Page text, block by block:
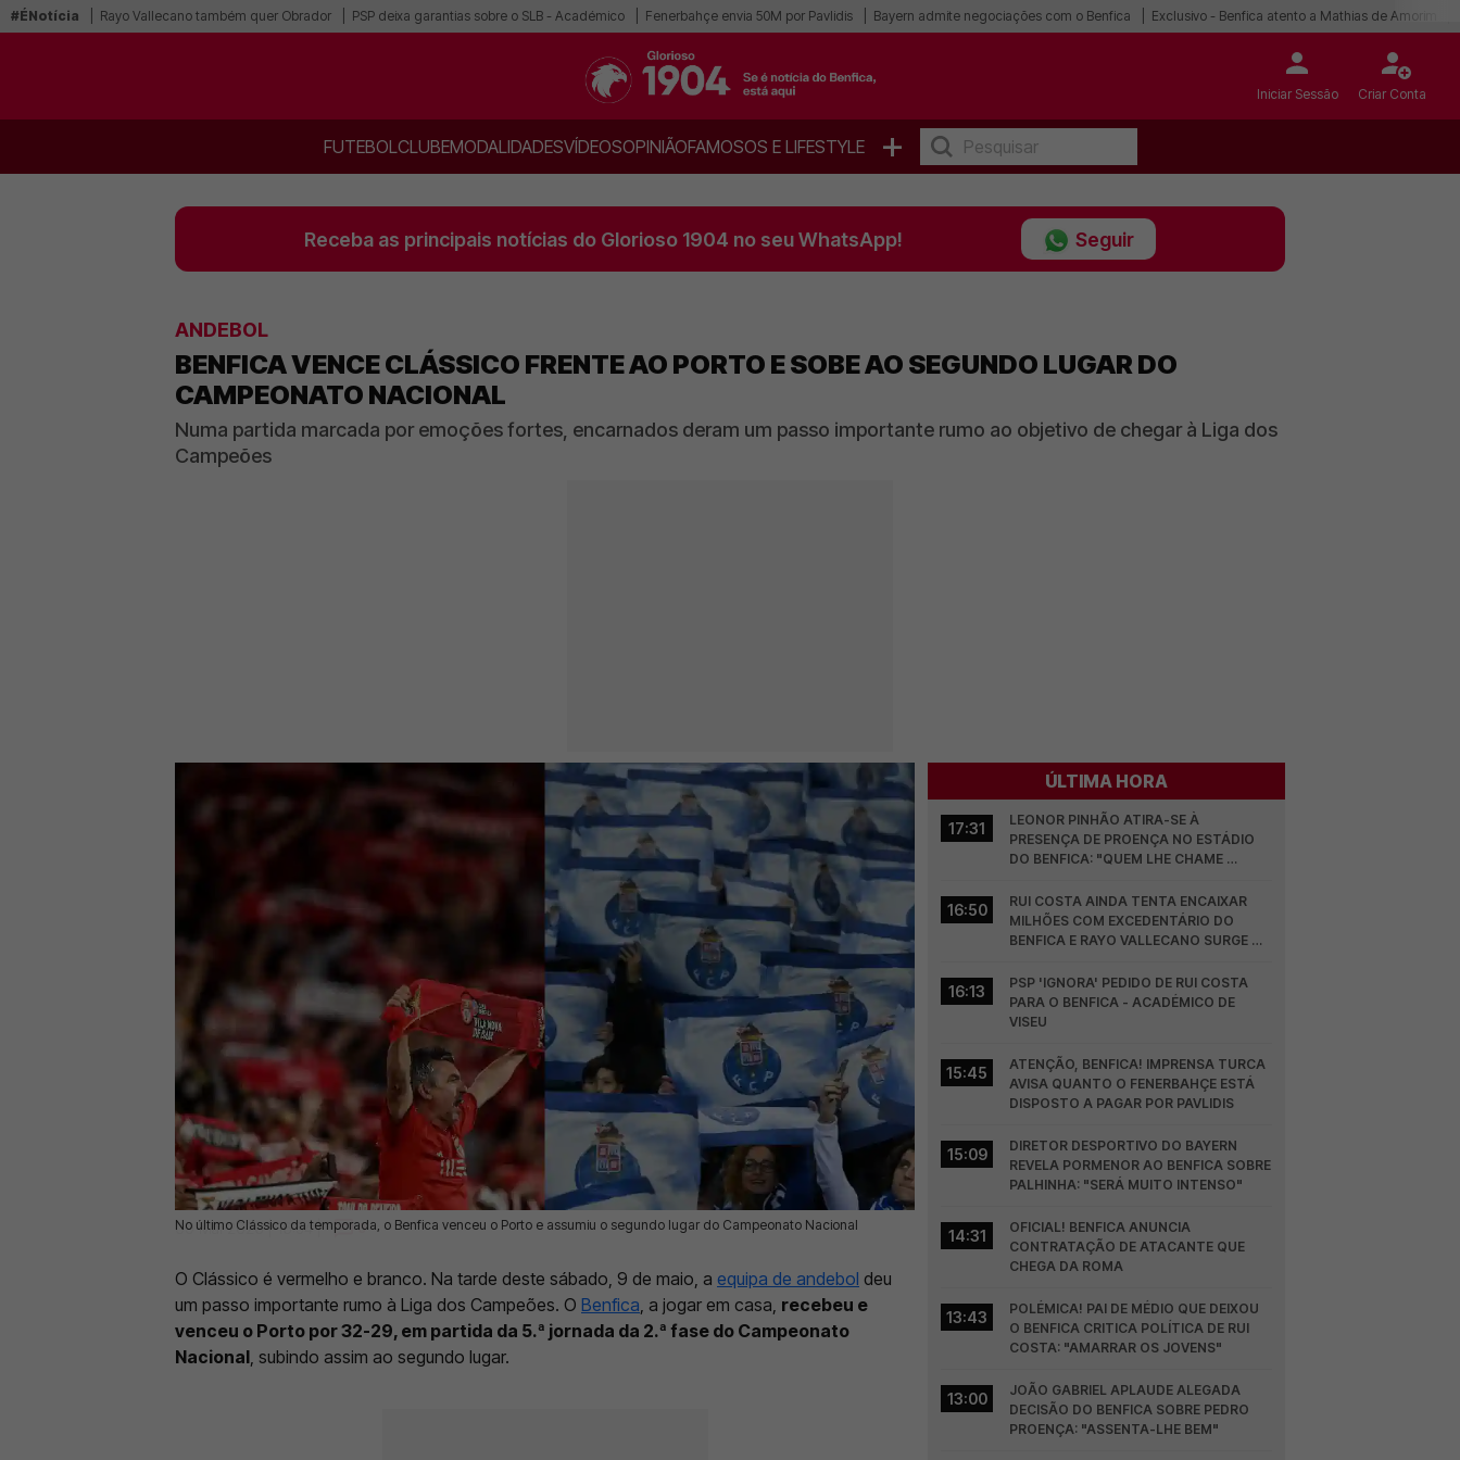
#ÉNotícia Rayo Vallecano também quer Obrador PSP deixa garantias sobre o SLB - Académico Fenerbahçe envia 50M por Pavlidis Bayern admite negociações com o Benfica Exclusivo - Benfica atento a Mathias de Amorim
Iniciar Sessão Criar Conta
FUTEBOLCLUBEMODALIDADESVÍDEOSOPINIÃOFAMOSOS E LIFESTYLE +
Receba as principais notícias do Glorioso 1904 no seu WhatsApp! Seguir
ANDEBOL
BENFICA VENCE CLÁSSICO FRENTE AO PORTO E SOBE AO SEGUNDO LUGAR DO
CAMPEONATO NACIONAL
Numa partida marcada por emoções fortes, encarnados deram um passo importante rumo ao objetivo de chegar à Liga dos
Campeões
No último Clássico da temporada, o Benfica venceu o Porto e assumiu o segundo lugar do Campeonato Nacional
09 Mai 2026 | 16:54 | 0
O Clássico é vermelho e branco. Na tarde deste sábado, 9 de maio, a equipa de andebol deu
um passo importante rumo à Liga dos Campeões. O Benfica , a jogar em casa, recebeu e
venceu o Porto por 32-29, em partida da 5.ª jornada da 2.ª fase do Campeonato
Nacional , subindo assim ao segundo lugar.
ÚLTIMA HORA
17:31
LEONOR PINHÃO ATIRA-SE À
PRESENÇA DE PROENÇA NO ESTÁDIO
DO BENFICA: "QUEM LHE CHAME
16:50
RUI COSTA AINDA TENTA ENCAIXAR
MILHÕES COM EXCEDENTÁRIO DO
BENFICA E RAYO VALLECANO SURGE NA
16:13
PSP 'IGNORA' PEDIDO DE RUI COSTA
PARA O BENFICA - ACADÉMICO DE
VISEU
15:45
ATENÇÃO, BENFICA! IMPRENSA TURCA
AVISA QUANTO O FENERBAHÇE ESTÁ
DISPOSTO A PAGAR POR PAVLIDIS
15:09
DIRETOR DESPORTIVO DO BAYERN
REVELA PORMENOR AO BENFICA SOBRE
PALHINHA: "SERÁ MUITO INTENSO"
14:31
OFICIAL! BENFICA ANUNCIA
CONTRATAÇÃO DE ATACANTE QUE
CHEGA DA ROMA
13:43
POLÉMICA! PAI DE MÉDIO QUE DEIXOU
O BENFICA CRITICA POLÍTICA DE RUI
COSTA: "AMARRAR OS JOVENS"
13:00
JOÃO GABRIEL APLAUDE ALEGADA
DECISÃO DO BENFICA SOBRE PEDRO
PROENÇA: "ASSENTA-LHE BEM"